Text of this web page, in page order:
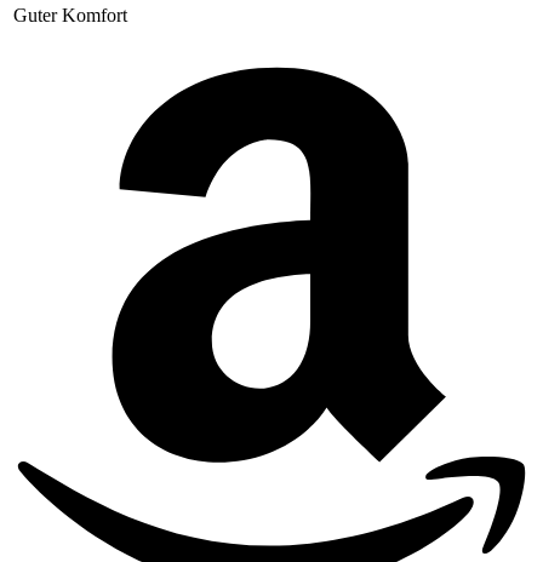
Guter Komfort